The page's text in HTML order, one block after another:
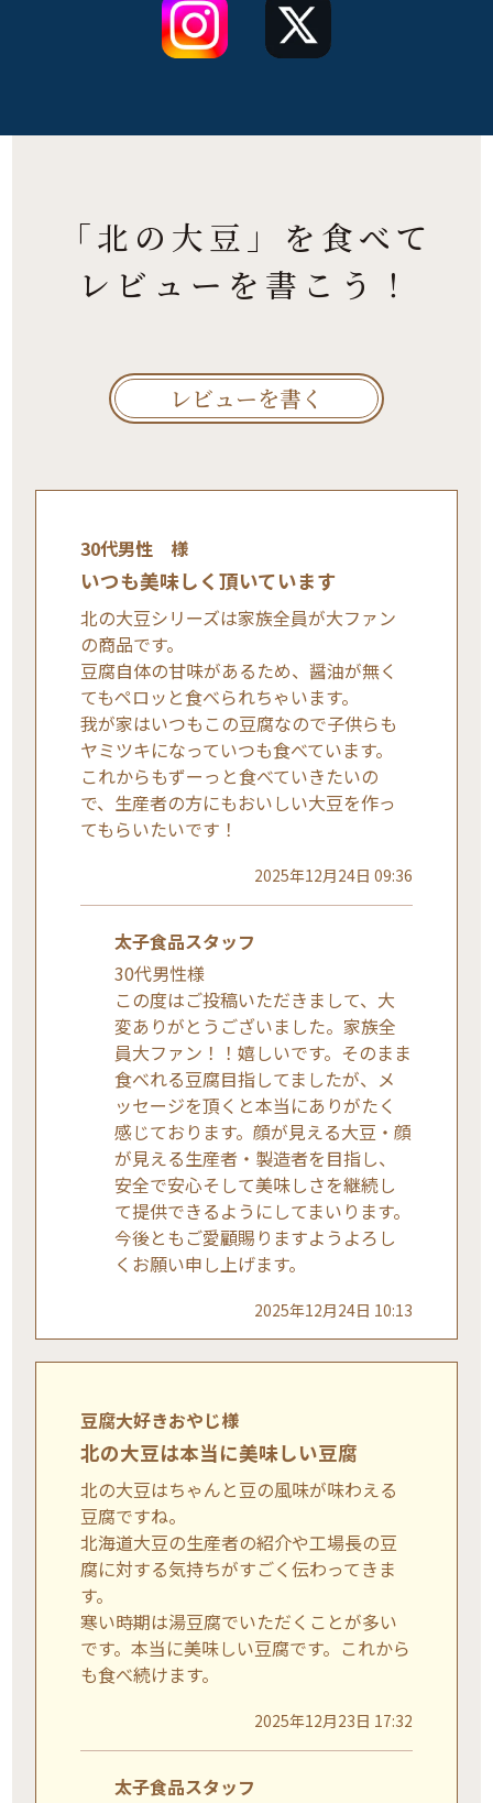
「北の大豆」を食べて
レビューを書こう！
レビューを書く
30代男性 様
いつも美味しく頂いています
北の大豆シリーズは家族全員が大ファン
の商品です。
豆腐自体の甘味があるため、醤油が無く
てもペロッと食べられちゃいます。
我が家はいつもこの豆腐なので子供らも
ヤミツキになっていつも食べています。
これからもずーっと食べていきたいの
で、生産者の方にもおいしい大豆を作っ
てもらいたいです！
2025年12月24日 09:36
太子食品スタッフ
30代男性様
この度はご投稿いただきまして、大
変ありがとうございました。家族全
員大ファン！！嬉しいです。そのまま
食べれる豆腐目指してましたが、メ
ッセージを頂くと本当にありがたく
感じております。顔が見える大豆・顔
が見える生産者・製造者を目指し、
安全で安心そして美味しさを継続し
て提供できるようにしてまいります。
今後ともご愛顧賜りますようよろし
くお願い申し上げます。
2025年12月24日 10:13
豆腐大好きおやじ様
北の大豆は本当に美味しい豆腐
北の大豆はちゃんと豆の風味が味わえる
豆腐ですね。
北海道大豆の生産者の紹介や工場長の豆
腐に対する気持ちがすごく伝わってきま
す。
寒い時期は湯豆腐でいただくことが多い
です。本当に美味しい豆腐です。これから
も食べ続けます。
2025年12月23日 17:32
太子食品スタッフ